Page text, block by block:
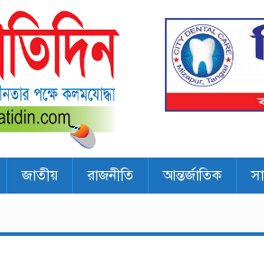
জাতীয় রাজনীতি আন্তর্জাতিক